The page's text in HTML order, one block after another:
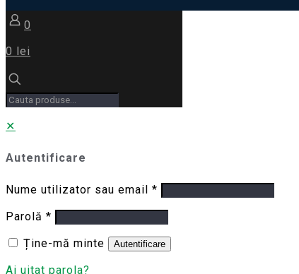
0
0 lei
✕
Autentificare
Nume utilizator sau email *
Parolă *
Ține-mă minte
Autentificare
Ai uitat parola?